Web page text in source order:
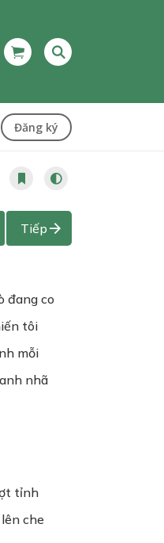
Đăng ký
Tiếp
đang co
tôi
mỗi
nhã
tỉnh
che